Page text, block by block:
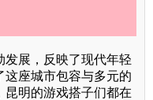
发展，反映了现代年轻
这座城市包容与多元的
昆明的游戏搭子们都在